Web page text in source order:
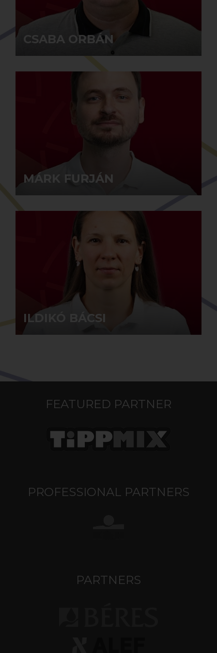
CSABA ORBÁN
CSABA ORBÁN
MÁRK FURJÁN
MÁRK FURJÁN
ILDIKÓ BÁCSI
FEATURED PARTNER
PROFESSIONAL PARTNERS
PARTNERS